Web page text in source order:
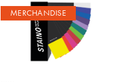
MERCHANDISE